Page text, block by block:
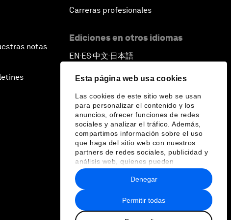
Esta página web usa cookies
Las cookies de este sitio web se usan
para personalizar el contenido y los
anuncios, ofrecer funciones de redes
sociales y analizar el tráfico. Además,
compartimos información sobre el uso
que haga del sitio web con nuestros
partners de redes sociales, publicidad y
análisis web, quienes pueden
combinarla con otra información que les
haya proporcionado o que hayan
recopilado a partir del uso que haya
hecho de sus servicios.
Permitir todas
Denegar
notas
Carreras profesionales
Ediciones en otros idiomas
EN ▪ ES▪中文▪ 日本語